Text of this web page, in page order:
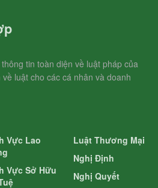
tin toàn diện về luật pháp của
luật cho các cá nhân và doanh
Vực Lao
Vực Sở Hữu
Luật Thương Mại
Nghị Định
Nghị Quyết